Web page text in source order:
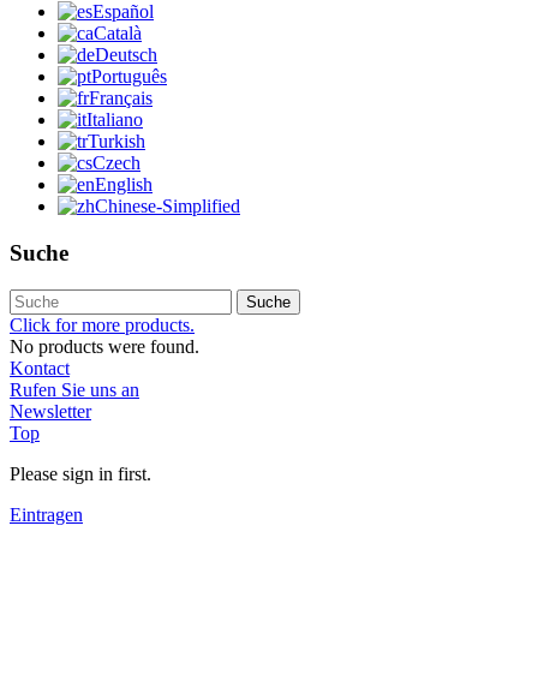
Español
Català
Deutsch
Português
Français
Italiano
Turkish
Czech
English
Chinese-Simplified
Suche
Suche
Click for more products.
No products were found.
Kontact
Rufen Sie uns an
Newsletter
Top
Please sign in first.
Eintragen